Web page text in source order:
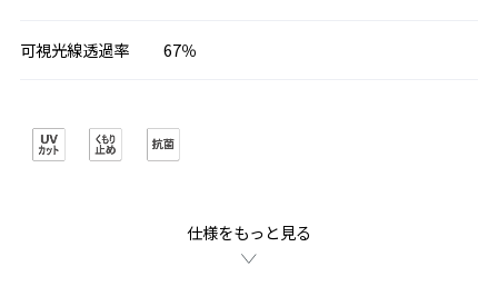
可視光線透過率 67％
仕様をもっと見る